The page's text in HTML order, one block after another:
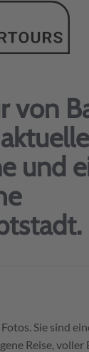
von
und
Sie sind
Reise, voller